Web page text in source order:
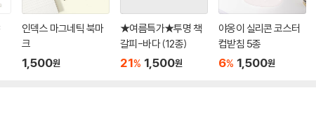
인덱스 마그네틱 북마
크
1,500원
★여름특가★투명 책
갈피-바다 (12종)
21% 1,500원
야옹이 실리콘 코스터
컵받침 5종
6% 1,500원